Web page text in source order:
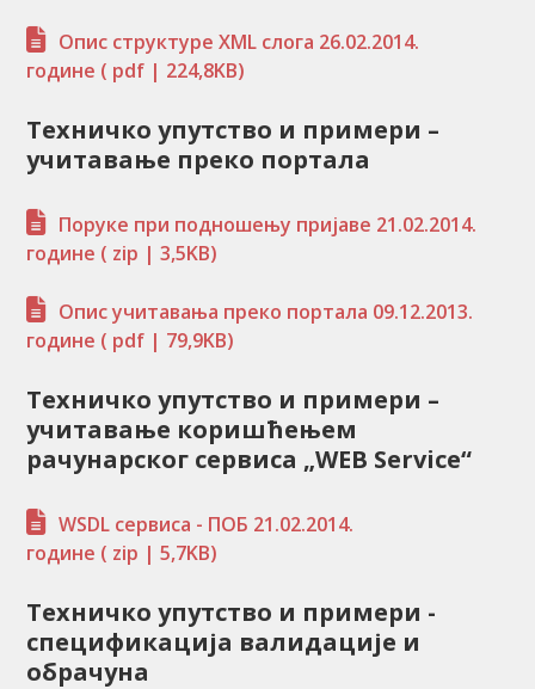
Опис структуре XML слога 26.02.2014.
године ( pdf | 224,8KB)
Техничко упутство и примери –
учитавање преко портала
Поруке при подношењу пријаве 21.02.2014.
године ( zip | 3,5KB)
Опис учитавања преко портала 09.12.2013.
године ( pdf | 79,9KB)
Техничко упутство и примери –
учитавање коришћењем
рачунарског сервиса „WEB Service“
WSDL сервиса - ПОБ 21.02.2014.
године ( zip | 5,7KB)
Техничко упутство и примери -
спецификација валидације и
обрачуна